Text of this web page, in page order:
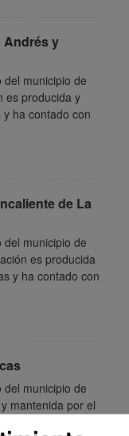
Andrés y
municipio de
es producida y
ha contado con
de La
municipio de
es producida
y ha contado con
municipio de
mantenida por el